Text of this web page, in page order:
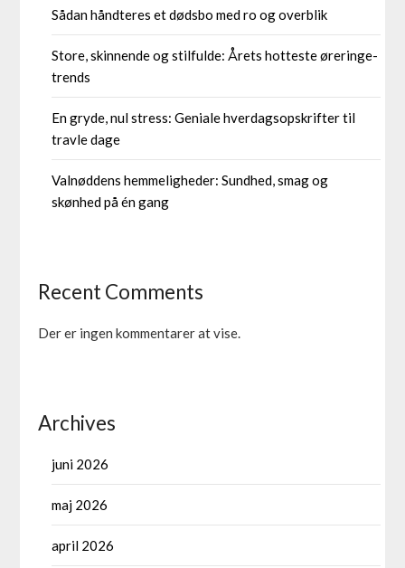
Sådan håndteres et dødsbo med ro og overblik
Store, skinnende og stilfulde: Årets hotteste øreringe-
trends
En gryde, nul stress: Geniale hverdagsopskrifter til
travle dage
Valnøddens hemmeligheder: Sundhed, smag og
skønhed på én gang
Recent Comments
Der er ingen kommentarer at vise.
Archives
juni 2026
maj 2026
april 2026